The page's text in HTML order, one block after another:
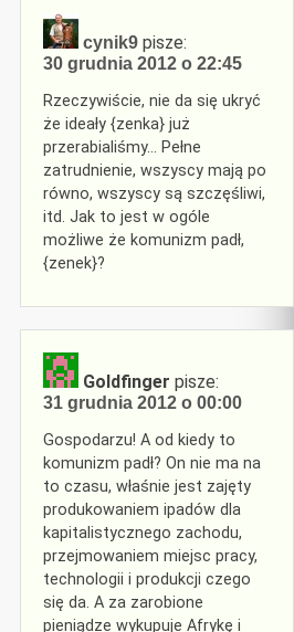
cynik9 pisze:
30 grudnia 2012 o 22:45
Rzeczywiście, nie da się ukryć
że ideały {zenka} już
przerabialiśmy… Pełne
zatrudnienie, wszyscy mają po
równo, wszyscy są szczęśliwi,
itd. Jak to jest w ogóle
możliwe że komunizm padł,
{zenek}?
Goldfinger pisze:
31 grudnia 2012 o 00:00
Gospodarzu! A od kiedy to
komunizm padł? On nie ma na
to czasu, właśnie jest zajęty
produkowaniem ipadów dla
kapitalistycznego zachodu,
przejmowaniem miejsc pracy,
technologii i produkcji czego
się da. A za zarobione
pieniądze wykupuje Afrykę i